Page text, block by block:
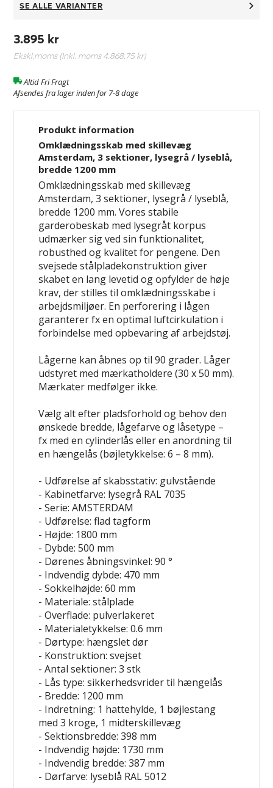
SE ALLE VARIANTER
3.895 kr
Ekskl.moms (Inkl. moms4.868,75 kr)
Altid Fri Fragt
Afsendes fra lager inden for 7-8 dage
Produkt information
Omklædningsskab med skillevæg
Amsterdam, 3 sektioner, lysegrå / lyseblå,
bredde 1200 mm
Omklædningsskab med skillevæg
Amsterdam, 3 sektioner, lysegrå / lyseblå,
bredde 1200 mm. Vores stabile
garderobeskab med lysegråt korpus
udmærker sig ved sin funktionalitet,
robusthed og kvalitet for pengene. Den
svejsede stålpladekonstruktion giver
skabet en lang levetid og opfylder de høje
krav, der stilles til omklædningsskabe i
arbejdsmiljøer. En perforering i lågen
garanterer fx en optimal luftcirkulation i
forbindelse med opbevaring af arbejdstøj.
Lågerne kan åbnes op til 90 grader. Låger
udstyret med mærkatholdere (30 x 50 mm).
Mærkater medfølger ikke.
Vælg alt efter pladsforhold og behov den
ønskede bredde, lågefarve og låsetype –
fx med en cylinderlås eller en anordning til
en hængelås (bøjletykkelse: 6 – 8 mm).
- Udførelse af skabsstativ: gulvstående
- Kabinetfarve: lysegrå RAL 7035
- Serie: AMSTERDAM
- Udførelse: flad tagform
- Højde: 1800 mm
- Dybde: 500 mm
- Dørenes åbningsvinkel: 90 °
- Indvendig dybde: 470 mm
- Sokkelhøjde: 60 mm
- Materiale: stålplade
- Overflade: pulverlakeret
- Materialetykkelse: 0.6 mm
- Dørtype: hængslet dør
- Konstruktion: svejset
- Antal sektioner: 3 stk
- Lås type: sikkerhedsvrider til hængelås
- Bredde: 1200 mm
- Indretning: 1 hattehylde, 1 bøjlestang
med 3 kroge, 1 midterskillevæg
- Sektionsbredde: 398 mm
- Indvendig højde: 1730 mm
- Indvendig bredde: 387 mm
- Dørfarve: lyseblå RAL 5012